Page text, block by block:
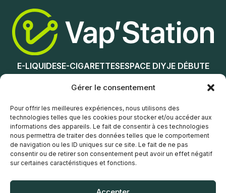
Gérer le consentement
Pour offrir les meilleures expériences, nous utilisons des
technologies telles que les cookies pour stocker et/ou accéder aux
informations des appareils. Le fait de consentir à ces technologies
nous permettra de traiter des données telles que le comportement
de navigation ou les ID uniques sur ce site. Le fait de ne pas
consentir ou de retirer son consentement peut avoir un effet négatif
sur certaines caractéristiques et fonctions.
Ajouter au panier
Ajouter au panier
E-LIQUIDESE-CIGARETTESESPACE DIYJE DÉBUTE
NOS MAGASINS
Service client